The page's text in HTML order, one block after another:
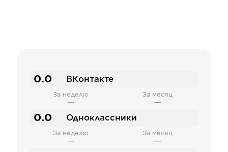
0.0 ВКонтакте
За неделю
—
За месяц
—
0.0 Одноклассники
За неделю
—
За месяц
—